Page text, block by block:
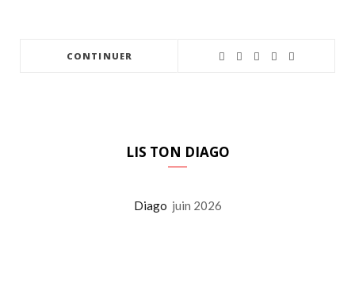
CONTINUER
LIS TON DIAGO
Diago juin 2026